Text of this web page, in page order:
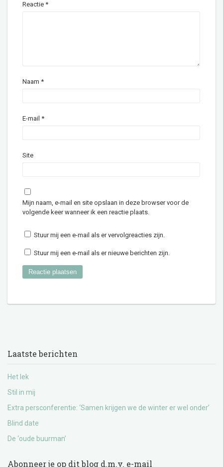
Reactie *
Naam *
E-mail *
Site
Mijn naam, e-mail en site opslaan in deze browser voor de
volgende keer wanneer ik een reactie plaats.
Stuur mij een e-mail als er vervolgreacties zijn.
Stuur mij een e-mail als er nieuwe berichten zijn.
Laatste berichten
Het lek
Stil in mij
Extra persconferentie: ‘Samen krijgen we de winter er wel onder’
Blind date
De ‘oude buurman’
Abonneer je op dit blog d.m.v. e-mail